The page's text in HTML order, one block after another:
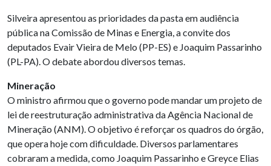
Silveira apresentou as prioridades da pasta em audiência
pública na Comissão de Minas e Energia, a convite dos
deputados Evair Vieira de Melo (PP-ES) e Joaquim Passarinho
(PL-PA). O debate abordou diversos temas.
Mineração
O ministro afirmou que o governo pode mandar um projeto de
lei de reestruturação administrativa da Agência Nacional de
Mineração (ANM). O objetivo é reforçar os quadros do órgão,
que opera hoje com dificuldade. Diversos parlamentares
cobraram a medida, como Joaquim Passarinho e Greyce Elias